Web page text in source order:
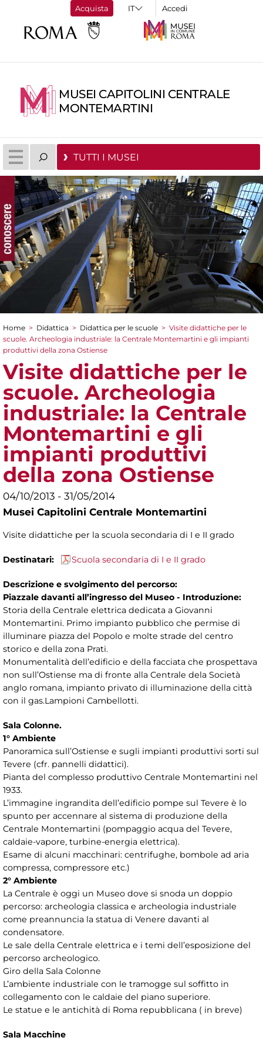
Acquista Accedi
MUSEI CAPITOLINI CENTRALE
MONTEMARTINI
TUTTI I MUSEI
Tu sei qui
Home > Didattica > Didattica per le scuole > Visite didattiche per le
scuole. Archeologia industriale: la Centrale Montemartini e gli impianti
produttivi della zona Ostiense
Visite didattiche per le
scuole. Archeologia
industriale: la Centrale
Montemartini e gli
impianti produttivi
della zona Ostiense
04/10/2013 - 31/05/2014
Musei Capitolini Centrale Montemartini
Visite didattiche per la scuola secondaria di I e II grado
Destinatari: Scuola secondaria di I e II grado
Descrizione e svolgimento del percorso:
Piazzale davanti all’ingresso del Museo - Introduzione:
Storia della Centrale elettrica dedicata a Giovanni
Montemartini. Primo impianto pubblico che permise di
illuminare piazza del Popolo e molte strade del centro
storico e della zona Prati.
Monumentalità dell’edificio e della facciata che prospettava
non sull’Ostiense ma di fronte alla Centrale dela Società
anglo romana, impianto privato di illuminazione della città
con il gas.Lampioni Cambellotti.
Sala Colonne.
1° Ambiente
Panoramica sull’Ostiense e sugli impianti produttivi sorti sul
Tevere (cfr. pannelli didattici).
Pianta del complesso produttivo Centrale Montemartini nel
1933.
L’immagine ingrandita dell’edificio pompe sul Tevere è lo
spunto per accennare al sistema di produzione della
Centrale Montemartini (pompaggio acqua del Tevere,
caldaie-vapore, turbine-energia elettrica).
Esame di alcuni macchinari: centrifughe, bombole ad aria
compressa, compressore etc.)
2° Ambiente
La Centrale è oggi un Museo dove si snoda un doppio
percorso: archeologia classica e archeologia industriale
come preannuncia la statua di Venere davanti al
condensatore.
Le sale della Centrale elettrica e i temi dell’esposizione del
percorso archeologico.
Giro della Sala Colonne
L’ambiente industriale con le tramogge sul soffitto in
collegamento con le caldaie del piano superiore.
Le statue e le antichità di Roma repubblicana ( in breve)
Sala Macchine